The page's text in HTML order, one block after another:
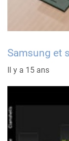
Samsung et
Il y a 15 ans